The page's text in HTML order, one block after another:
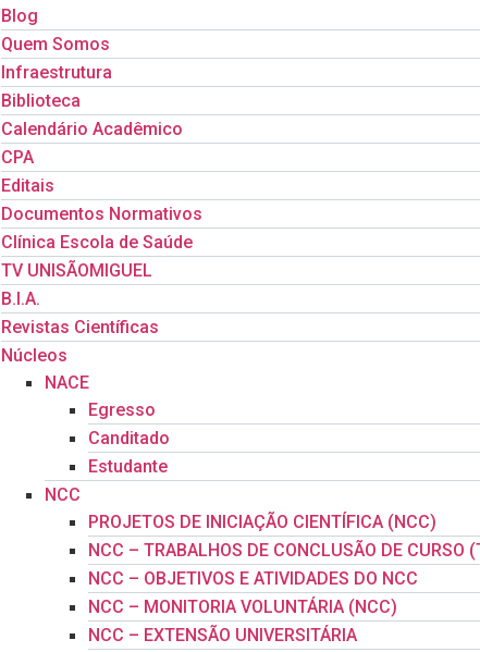
Blog
Quem Somos
Infraestrutura
Biblioteca
Calendário Acadêmico
CPA
Editais
Documentos Normativos
Clínica Escola de Saúde
TV UNISÃOMIGUEL
B.I.A.
Revistas Científicas
Núcleos
NACE
Egresso
Canditado
Estudante
NCC
PROJETOS DE INICIAÇÃO CIENTÍFICA (NCC)
NCC – TRABALHOS DE CONCLUSÃO DE CURSO
NCC – OBJETIVOS E ATIVIDADES DO NCC
NCC – MONITORIA VOLUNTÁRIA (NCC)
NCC – EXTENSÃO UNIVERSITÁRIA